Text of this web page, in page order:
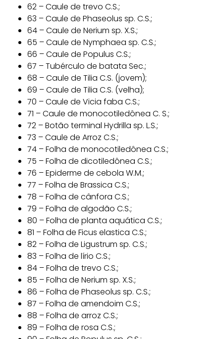
62 – Caule de trevo C.S.;
63 – Caule de Phaseolus sp. C.S.;
64 – Caule de Nerium sp. X.S.;
65 – Caule de Nymphaea sp. C.S.;
66 – Caule de Populus C.S.;
67 – Tubérculo de batata Sec.;
68 – Caule de Tilia C.S. (jovem);
69 – Caule de Tilia C.S. (velha);
70 – Caule de Vicia faba C.S.;
71 – Caule de monocotiledônea C. S.;
72 – Botão terminal Hydrilla sp. L.S.;
73 – Caule de Arroz C.S.;
74 – Folha de monocotiledônea C.S.;
75 – Folha de dicotiledônea C.S.;
76 – Epiderme de cebola W.M.;
77 – Folha de Brassica C.S.;
78 – Folha de cânfora C.S.;
79 – Folha de algodão C.S.;
80 – Folha de planta aquática C.S.;
81 – Folha de Ficus elastica C.S.;
82 – Folha de Ligustrum sp. C.S.;
83 – Folha de lírio C.S.;
84 – Folha de trevo C.S.;
85 – Folha de Nerium sp. X.S.;
86 – Folha de Phaseolus sp. C.S.;
87 – Folha de amendoim C.S.;
88 – Folha de arroz C.S.;
89 – Folha de rosa C.S.;